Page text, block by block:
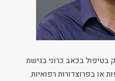
בכאב כרוני בגישת
או בפרוצדורות רפואיות.